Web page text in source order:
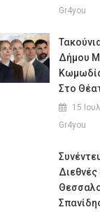
Gr4you
Δήμου
Στο
15
Gr4you
Διεθνές